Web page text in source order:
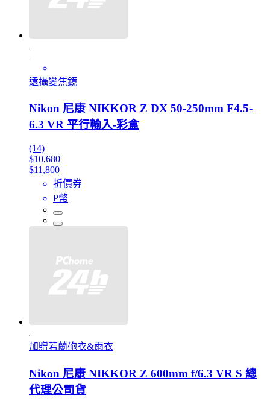
遠攝變焦鏡
Nikon 尼康 NIKKOR Z DX 50-250mm F4.5-
6.3 VR 平行輸入-彩盒
(14)
$10,680
$11,800
折價券
P幣
加贈若蘭砲衣&雨衣
Nikon 尼康 NIKKOR Z 600mm f/6.3 VR S 總
代理公司貨